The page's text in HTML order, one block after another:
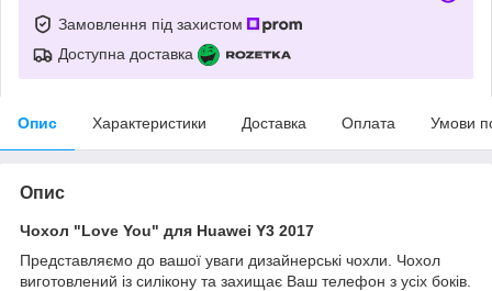
Замовлення під захистом
Доступна доставка
Опис Характеристики Доставка Оплата Умови
Опис
Чохол "Love You" для Huawei Y3 2017
Представляємо до вашої уваги дизайнерські чохли. Чохол
виготовлений із силікону та захищає Ваш телефон з усіх боків.